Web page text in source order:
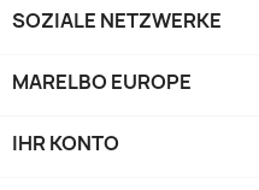
SOZIALE NETZWERKE
MARELBO EUROPE
IHR KONTO